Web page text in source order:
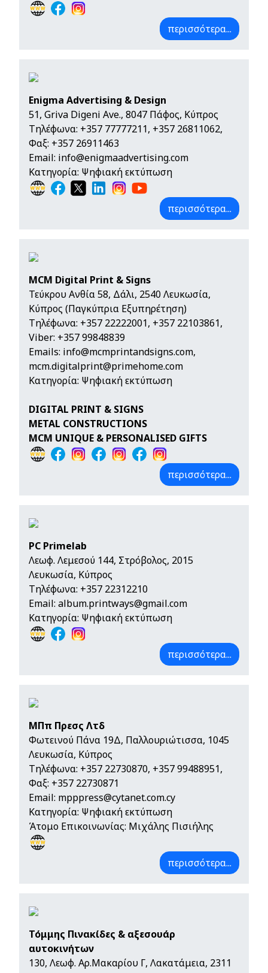
περισσότερα...
Enigma Advertising & Design
51, Griva Digeni Ave., 8047 Πάφος, Κύπρος
Τηλέφωνα: +357 77777211, +357 26811062,
Φαξ: +357 26911463
Email: info@enigmaadvertising.com
Κατηγορία: Ψηφιακή εκτύπωση
περισσότερα...
MCM Digital Print & Signs
Τεύκρου Ανθία 58, Δάλι, 2540 Λευκωσία,
Κύπρος (Παγκύπρια Εξυπηρέτηση)
Τηλέφωνα: +357 22222001, +357 22103861,
Viber: +357 99848839
Emails: info@mcmprintandsigns.com,
mcm.digitalprint@primehome.com
Κατηγορία: Ψηφιακή εκτύπωση
DIGITAL PRINT & SIGNS
METAL CONSTRUCTIONS
MCM UNIQUE & PERSONALISED GIFTS
περισσότερα...
PC Primelab
Λεωφ. Λεμεσού 144, Στρόβολος, 2015
Λευκωσία, Κύπρος
Τηλέφωνα: +357 22312210
Email: album.printways@gmail.com
Κατηγορία: Ψηφιακή εκτύπωση
περισσότερα...
ΜΠπ Πρεσς Λτδ
Φωτεινού Πάνα 19Δ, Παλλουριώτισσα, 1045
Λευκωσία, Κύπρος
Τηλέφωνα: +357 22730870, +357 99488951,
Φαξ: +357 22730871
Email: mpppress@cytanet.com.cy
Κατηγορία: Ψηφιακή εκτύπωση
Άτομο Επικοινωνίας: Μιχάλης Πισιήλης
περισσότερα...
Τόμμης Πινακίδες & αξεσουάρ
αυτοκινήτων
130, Λεωφ. Αρ.Μακαρίου Γ, Λακατάμεια, 2311